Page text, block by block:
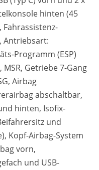
hinten (45
Fahrassistenz-
Antriebsart:
Programm (ESP)
MSR, Getriebe 7-Gang
Airbag
abschaltbar,
hinten, Isofix-
und
Kopf-Airbag-System
vorn,
und USB-